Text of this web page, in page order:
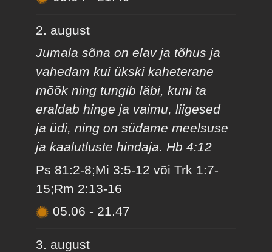
2. august
Jumala sõna on elav ja tõhus ja
vahedam kui ükski kaheterane
mõõk ning tungib läbi, kuni ta
eraldab hinge ja vaimu, liigesed
ja üdi, ning on südame meelsuse
ja kaalutluste hindaja. Hb 4:12
Ps 81:2-8;Mi 3:5-12 või Trk 1:7-
15;Rm 2:13-16
05.06 - 21.47
3. august